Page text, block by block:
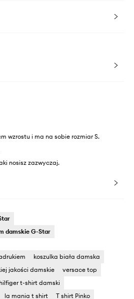
wzrostu i ma na sobie rozmiar S.
nosisz zazwyczaj.
damskie G-Star
koszulka biała damska
jakości damskie
versace top
t-shirt damski
la mania t shirt T shirt Pinko